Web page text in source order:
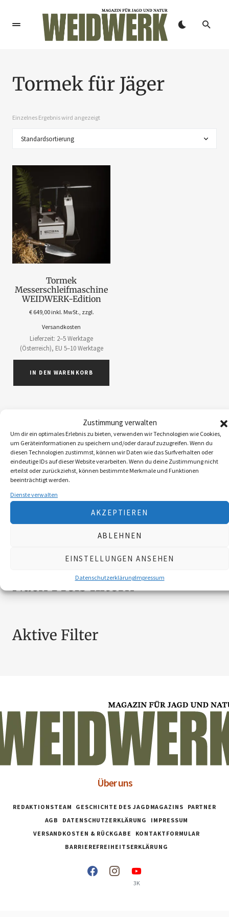
Zustimmung verwalten
Um dir ein optimales Erlebnis zu bieten, verwenden wir Technologien wie Cookies,
um Geräteinformationen zu speichern und/oder darauf zuzugreifen. Wenn du
diesen Technologien zustimmst, können wir Daten wie das Surfverhalten oder
eindeutige IDs auf dieser Website verarbeiten. Wenn du deine Zustimmung nicht
erteilst oder zurückziehst, können bestimmte Merkmale und Funktionen
beeinträchtigt werden.
Dienste verwalten
AKZEPTIEREN
ABLEHNEN
EINSTELLUNGEN ANSEHEN
DatenschutzerklärungImpressum
Tormek für Jäger
Einzelnes Ergebnis wird angezeigt
Tormek
Messerschleifmaschine
WEIDWERK-Edition
€649,00 inkl. MwSt., zzgl.
Versandkosten
Lieferzeit: 2–5 Werktage
(Österreich), EU 5–10 Werktage
IN DEN WARENKORB
ABOS
1
ACCESSOIRES
5
BEKLEIDUNG
BROSCHÜREN
MESSER
SCHILDER NÖ-JAGDVERBAND
SCHMUCK
4
Nach Preis filtern
Aktive Filter
Über uns
REDAKTIONSTEAM GESCHICHTE DES JAGDMAGAZINS
PARTNER
AGB
DATENSCHUTZERKLÄRUNG
IMPRESSUM
VERSANDKOSTEN & RÜCKGABE
KONTAKTFORMULAR
BARRIEREFREIHEITSERKLÄRUNG
3K